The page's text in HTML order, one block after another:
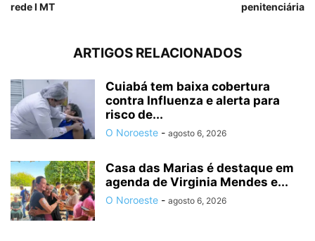
rede I MT
penitenciária
ARTIGOS RELACIONADOS
Cuiabá tem baixa cobertura
contra Influenza e alerta para
risco de...
O Noroeste - agosto 6, 2026
Casa das Marias é destaque em
agenda de Virginia Mendes e...
O Noroeste - agosto 6, 2026